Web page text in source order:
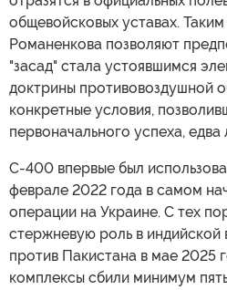
общевойсковых уставах.
Романенкова позволяют
"засад" стала устоявшимся
доктрины противовоздушной
конкретные условия,
первоначального успеха, едва
С-400 впервые был
феврале 2022 года в самом
операции на Украине. С тех
стержневую роль в
против Пакистана в мае 2025
комплексы сбили минимум